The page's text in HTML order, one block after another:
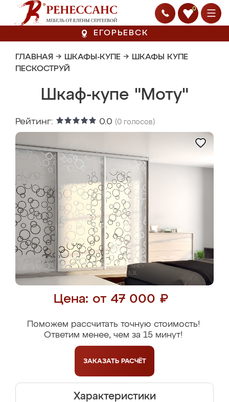
0
ЕГОРЬЕВСК
ГЛАВНАЯ → ШКАФЫ-КУПЕ → ШКАФЫ КУПЕ
ПЕСКОСТРУЙ
Шкаф-купе "Моту"
Рейтинг: 0.0 (0 голосов)
Цена: от 47 000 ₽
Поможем рассчитать точную стоимость!
Ответим менее, чем за 15 минут!
ЗАКАЗАТЬ РАСЧЁТ
Характеристики